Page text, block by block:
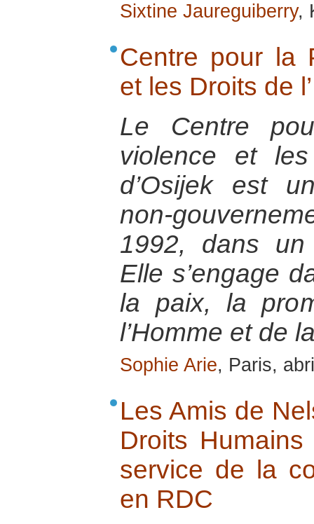
Sixtine Jaureguiberry,
Centre pour la
et les Droits de
Le Centre
violence et
d’Osijek est
non-
1992, dans
Elle s’engage
la paix, la
l’Homme et de
Sophie Arie, Paris,
Les Amis de
Droits
service de la
en RDC